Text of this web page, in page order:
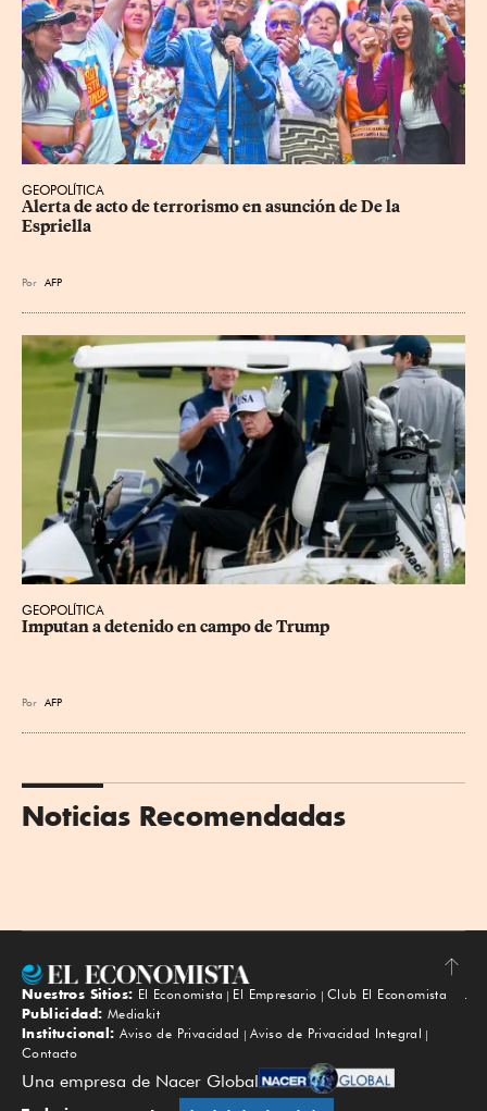
GEOPOLÍTICA
Alerta de acto de terrorismo en asunción de De la
Espriella
Por AFP
GEOPOLÍTICA
Imputan a detenido en campo de Trump
Por AFP
Noticias Recomendadas
Subir
Nuestros Sitios: El Economista El Empresario
Club El Economista
Publicidad: Mediakit
Institucional: Aviso de Privacidad
Aviso de Privacidad Integral
Contacto
Una empresa de Nacer Global